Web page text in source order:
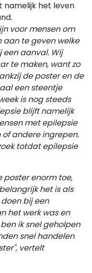
namelijk het leven
voor mensen om
aan te geven welke
een aanval. Wij
te maken, want zo
de poster en de
een steentje
is nog steeds
blijft namelijk
met epilepsie
andere ingrepen.
totdat epilepsie
poster enorm toe,
het is als
bij een
het werk was en
ik snel geholpen
snel handelen
vertelt